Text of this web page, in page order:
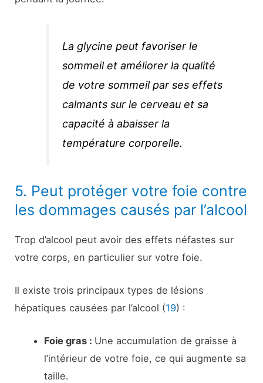
La glycine peut favoriser le
sommeil et améliorer la qualité
de votre sommeil par ses effets
calmants sur le cerveau et sa
capacité à abaisser la
température corporelle.
5. Peut protéger votre foie contre
les dommages causés par l’alcool
Trop d’alcool peut avoir des effets néfastes sur
votre corps, en particulier sur votre foie.
Il existe trois principaux types de lésions
hépatiques causées par l’alcool (19) :
Foie gras : Une accumulation de graisse à
l’intérieur de votre foie, ce qui augmente sa
taille.